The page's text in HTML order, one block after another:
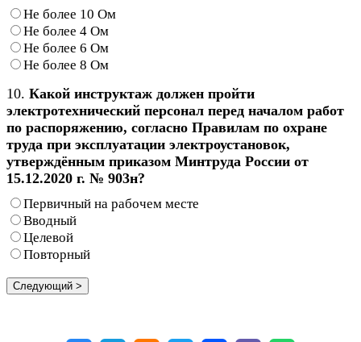
Не более 10 Ом
Не более 4 Ом
Не более 6 Ом
Не более 8 Ом
10. Какой инструктаж должен пройти
электротехнический персонал перед началом работ
по распоряжению, согласно Правилам по охране
труда при эксплуатации электроустановок,
утверждённым приказом Минтруда России от
15.12.2020 г. № 903н?
Первичный на рабочем месте
Вводный
Целевой
Повторный